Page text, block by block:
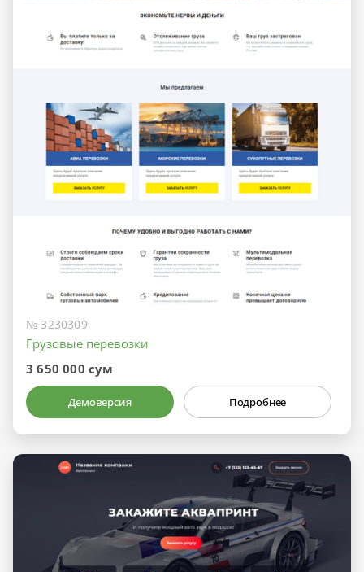
№ 3230309
Грузовые перевозки
3 650 000 сум
Демоверсия Подробнее